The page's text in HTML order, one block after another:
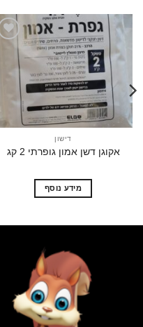
הוסף
לרשימת
המשאלות
דשן אמון גופרתי 2 קג
מידע נוסף